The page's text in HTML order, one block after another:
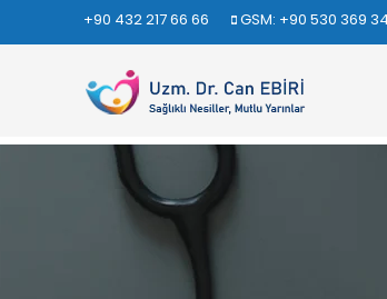
+90 432 217 66 66 GSM: +90 530 369